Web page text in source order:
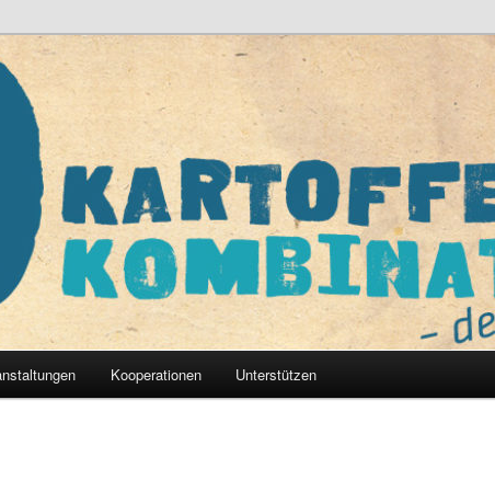
– der Verein e.V.
Kooperationen Unterstützen